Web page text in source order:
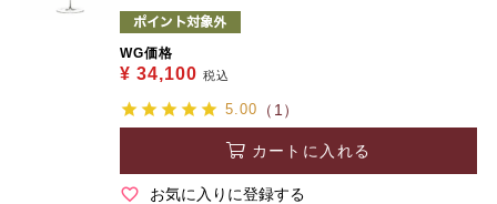
WG価格
¥ 34,100 税込
5.00 （1）
カートに入れる
お気に入りに登録する